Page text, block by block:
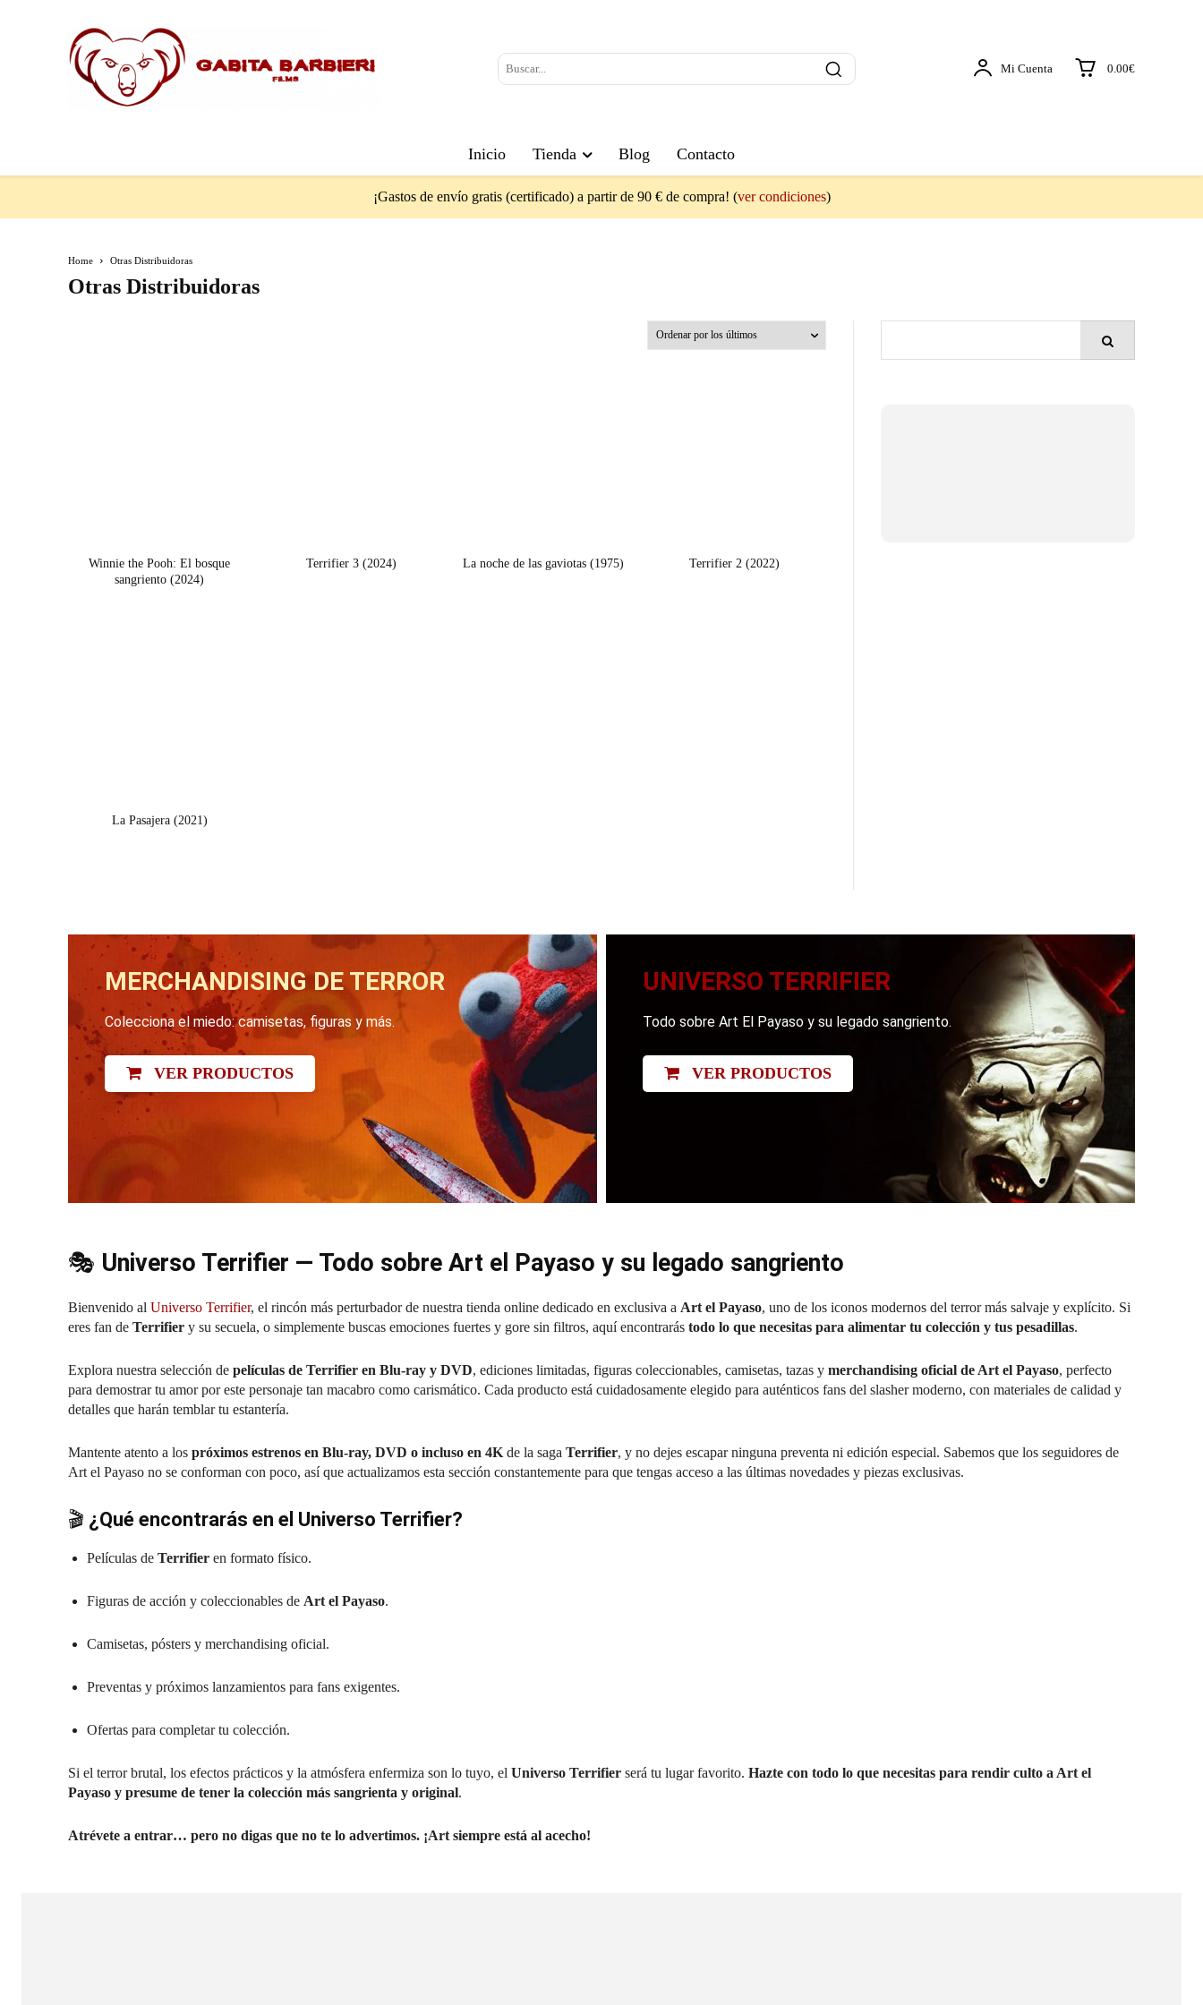
Mi Cuenta 0.00€
Inicio Tienda Blog Contacto
¡Gastos de envío gratis (certificado) a partir de 90 € de compra! (ver condiciones)
Home Otras Distribuidoras
Otras Distribuidoras
Winnie the Pooh: El bosque
sangriento (2024)
Terrifier 3 (2024) La noche de las gaviotas (1975) Terrifier 2 (2022)
La Pasajera (2021)
MERCHANDISING DE TERROR
Colecciona el miedo: camisetas, figuras y más.
VER PRODUCTOS
UNIVERSO TERRIFIER
Todo sobre Art El Payaso y su legado sangriento.
VER PRODUCTOS
🎭 Universo Terrifier — Todo sobre Art el Payaso y su legado sangriento
Bienvenido al Universo Terrifier, el rincón más perturbador de nuestra tienda online dedicado en exclusiva a Art el Payaso, uno de los iconos modernos del terror más salvaje y explícito. Si
eres fan de Terrifier y su secuela, o simplemente buscas emociones fuertes y gore sin filtros, aquí encontrarás todo lo que necesitas para alimentar tu colección y tus pesadillas.
Explora nuestra selección de películas de Terrifier en Blu-ray y DVD, ediciones limitadas, figuras coleccionables, camisetas, tazas y merchandising oficial de Art el Payaso, perfecto
para demostrar tu amor por este personaje tan macabro como carismático. Cada producto está cuidadosamente elegido para auténticos fans del slasher moderno, con materiales de calidad y
detalles que harán temblar tu estantería.
Mantente atento a los próximos estrenos en Blu-ray, DVD o incluso en 4K de la saga Terrifier, y no dejes escapar ninguna preventa ni edición especial. Sabemos que los seguidores de
Art el Payaso no se conforman con poco, así que actualizamos esta sección constantemente para que tengas acceso a las últimas novedades y piezas exclusivas.
🎬 ¿Qué encontrarás en el Universo Terrifier?
Películas de Terrifier en formato físico.
Figuras de acción y coleccionables de Art el Payaso.
Camisetas, pósters y merchandising oficial.
Preventas y próximos lanzamientos para fans exigentes.
Ofertas para completar tu colección.
Si el terror brutal, los efectos prácticos y la atmósfera enfermiza son lo tuyo, el Universo Terrifier será tu lugar favorito. Hazte con todo lo que necesitas para rendir culto a Art el
Payaso y presume de tener la colección más sangrienta y original.
Atrévete a entrar… pero no digas que no te lo advertimos. ¡Art siempre está al acecho!